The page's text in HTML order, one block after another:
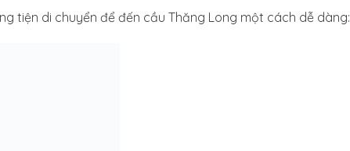
tiện di chuyển để đến cầu Thăng Long một cách dễ dàng: